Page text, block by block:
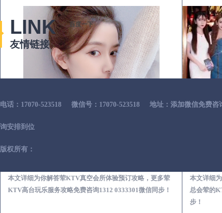
本文详细为你解答荤KTV真空会所体验预订攻略，更多荤
KTV高台玩乐服务攻略免费咨询1312 0333301微信同步！
本文详细
总会荤的
步！
LINK
友情链接
百度一下
电话：17070-523518 微信号：17070-523518 地址：添加微信免费
询安排到位
版权所有：